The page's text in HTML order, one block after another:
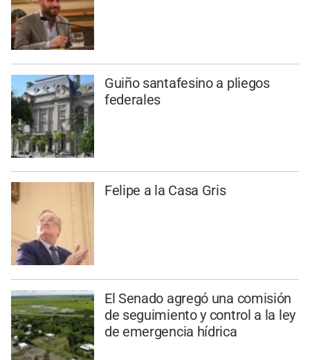
Guiño santafesino a pliegos
federales
Felipe a la Casa Gris
El Senado agregó una comisión
de seguimiento y control a la ley
de emergencia hídrica